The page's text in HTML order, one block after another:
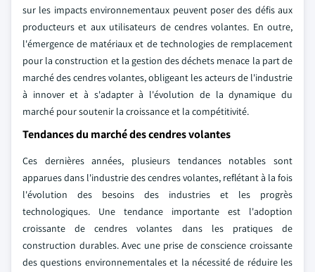
sur les impacts environnementaux peuvent poser des défis aux
producteurs et aux utilisateurs de cendres volantes. En outre,
l'émergence de matériaux et de technologies de remplacement
pour la construction et la gestion des déchets menace la part de
marché des cendres volantes, obligeant les acteurs de l'industrie
à innover et à s'adapter à l'évolution de la dynamique du
marché pour soutenir la croissance et la compétitivité.
Tendances du marché des cendres volantes
Ces dernières années, plusieurs tendances notables sont
apparues dans l'industrie des cendres volantes, reflétant à la fois
l'évolution des besoins des industries et les progrès
technologiques. Une tendance importante est l'adoption
croissante de cendres volantes dans les pratiques de
construction durables. Avec une prise de conscience croissante
des questions environnementales et la nécessité de réduire les